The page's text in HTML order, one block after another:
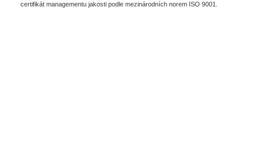
certifikát managementu jakosti podle mezinárodních norem ISO 9001.